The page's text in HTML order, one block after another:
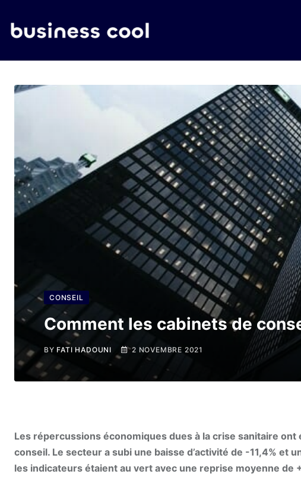
CONSEIL
Comment les cabinets de
BY FATI HADOUNI 2 NOVEMBRE 2021
Les répercussions économiques dues à la crise sanitaire
conseil. Le secteur a subi une baisse d’activité de -11,4% et
les indicateurs étaient au vert avec une reprise moyenne de